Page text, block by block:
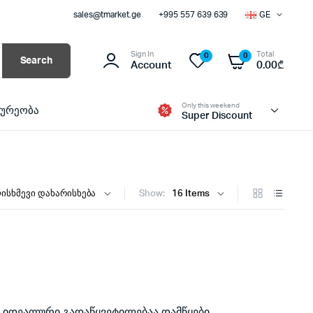
sales@tmarket.ge +995 557 639 639 GE
Search
Sign In
Account
0 0 Total
0.00₾
Only this weekend
Super Discount
Show: